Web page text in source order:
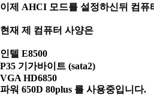
이제 AHCI 모드를 설정하신뒤 컴퓨
현재 제 컴퓨터 사양은
인텔 E8500
P35 기가바이트 (sata2)
VGA HD6850
파워 650D 80plus 를 사용중입니다.